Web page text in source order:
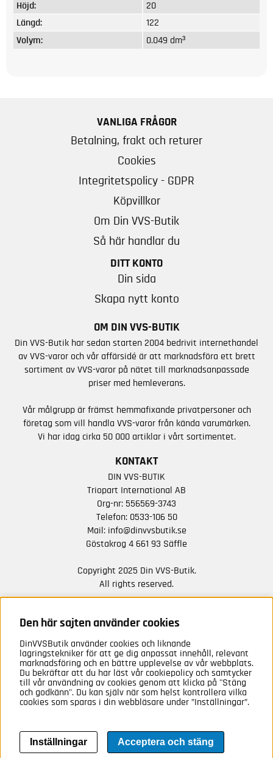
Höjd:
20
Längd:
122
Volym:
0.049 dm³
VANLIGA FRÅGOR
Betalning, frakt och returer
Cookies
Integritetspolicy - GDPR
Köpvillkor
Om Din VVS-Butik
Så här handlar du
DITT KONTO
Din sida
Skapa nytt konto
OM DIN VVS-BUTIK
Din VVS-Butik har sedan starten 2004 bedrivit internethandel
av VVS-varor och vår affärsidé är att marknadsföra ett brett
sortiment av VVS-varor på nätet till marknadsanpassade
priser med hemleverans.
Vår målgrupp är främst hemmafixande privatpersoner och
företag som vill handla VVS-varor från kända varumärken.
Vi har idag cirka 50 000 artiklar i vårt sortimentet.
KONTAKT
DIN VVS-BUTIK
Triopart International AB
Org-nr: 556569-3743
Telefon: 0533-106 50
Mail: info@dinvvsbutik.se
Göstakrog 4 661 93 Säffle
Copyright 2025 Din VVS-Butik.
All rights reserved.
NYHETER FRÅN OSS
Anmäl mig
Den här sajten använder cookies
DinVVSButik använder cookies och liknande
lagringstekniker för att ge dig anpassat innehåll, relevant
marknadsföring och en bättre upplevelse av vår webbplats.
Du bekräftar att du har läst vår cookiepolicy och samtycker
till vår användning av cookies genom att klicka på "Stäng
och godkänn". Du kan själv när som helst kontrollera vilka
cookies som sparas i din webbläsare under ”Inställningar”.
Inställningar Acceptera och stäng